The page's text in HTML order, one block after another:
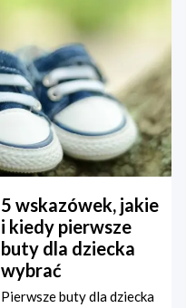
5 wskazówek, jakie
i kiedy pierwsze
buty dla dziecka
wybrać
Pierwsze buty dla dziecka